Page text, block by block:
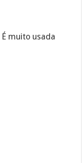
muito usada